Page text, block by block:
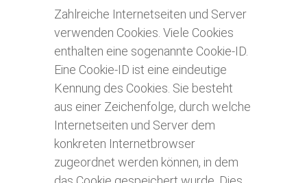
Zahlreiche Internetseiten und Server
verwenden Cookies. Viele Cookies
enthalten eine sogenannte Cookie-ID.
Eine Cookie-ID ist eine eindeutige
Kennung des Cookies. Sie besteht
aus einer Zeichenfolge, durch welche
Internetseiten und Server dem
konkreten Internetbrowser
zugeordnet werden können, in dem